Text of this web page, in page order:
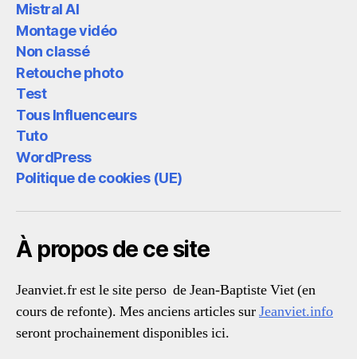
Mistral AI
Montage vidéo
Non classé
Retouche photo
Test
Tous Influenceurs
Tuto
WordPress
Politique de cookies (UE)
À propos de ce site
Jeanviet.fr est le site perso de Jean-Baptiste Viet (en
cours de refonte). Mes anciens articles surJeanviet.info
seront prochainement disponibles ici.